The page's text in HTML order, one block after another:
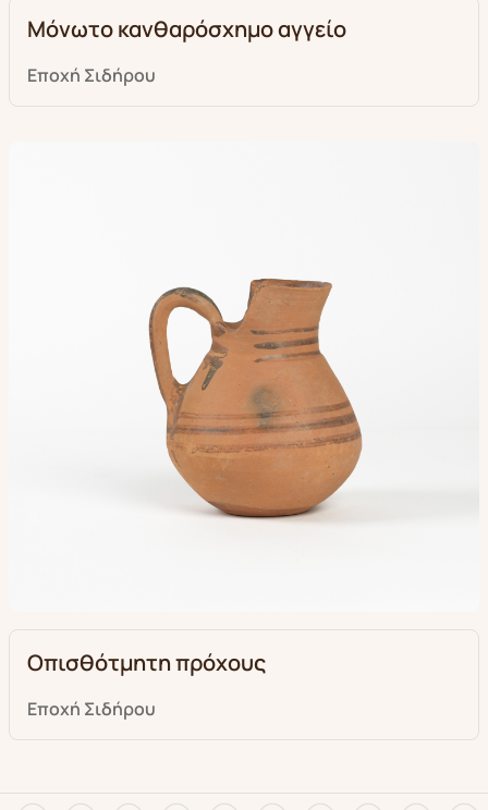
Μόνωτο κανθαρόσχημο αγγείο
Εποχή Σιδήρου
Οπισθότμητη πρόχους
Εποχή Σιδήρου